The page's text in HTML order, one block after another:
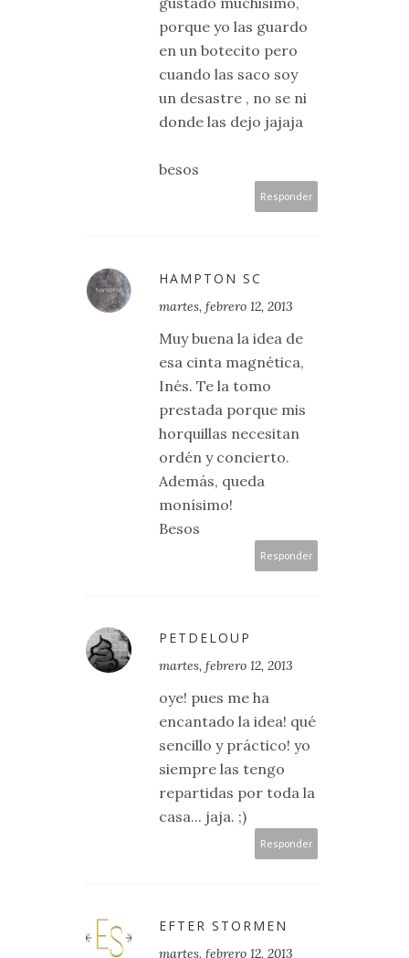
porque yo las guardo
en un botecito pero
cuando las saco soy
un desastre , no se ni
donde las dejo jajaja
besos
Responder
HAMPTON SC
martes, febrero 12, 2013
Muy buena la idea de
esa cinta magnética,
Inés. Te la tomo
prestada porque mis
horquillas necesitan
ordén y concierto.
Además, queda
monísimo!
Besos
Responder
PETDELOUP
martes, febrero 12, 2013
oye! pues me ha
encantado la idea! qué
sencillo y práctico! yo
siempre las tengo
repartidas por toda la
casa... jaja. ;)
Responder
EFTER STORMEN
martes, febrero 12, 2013